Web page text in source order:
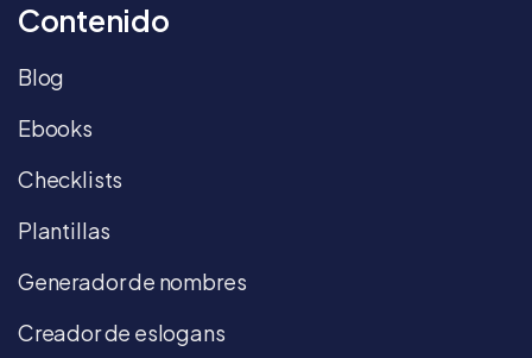
Contenido
Blog
Ebooks
Checklists
Plantillas
Generador de nombres
Creador de eslogans